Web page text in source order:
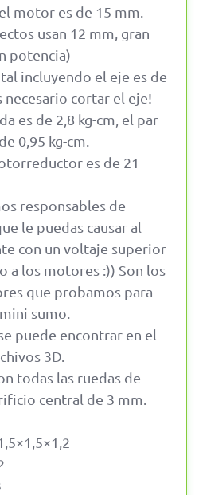
motor es de 15 mm.
usan 12 mm, gran
potencia)
incluyendo el eje es de
necesario cortar el eje!
es de 2,8 kg-cm, el par
0,95 kg-cm.
es de 21
responsables de
le puedas causar al
con un voltaje superior
a los motores :)) Son los
que probamos para
sumo.
puede encontrar en el
3D.
todas las ruedas de
central de 3 mm.